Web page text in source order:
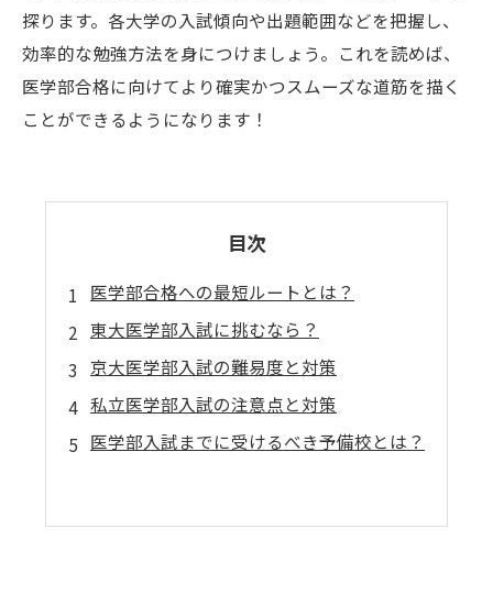
探ります。各大学の入試傾向や出題範囲などを把握し、
効率的な勉強方法を身につけましょう。これを読めば、
医学部合格に向けてより確実かつスムーズな道筋を描く
ことができるようになります！
目次
医学部合格への最短ルートとは？
東大医学部入試に挑むなら？
京大医学部入試の難易度と対策
私立医学部入試の注意点と対策
医学部入試までに受けるべき予備校とは？